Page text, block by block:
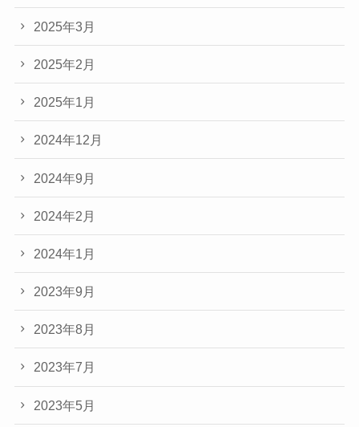
2025年3月
2025年2月
2025年1月
2024年12月
2024年9月
2024年2月
2024年1月
2023年9月
2023年8月
2023年7月
2023年5月